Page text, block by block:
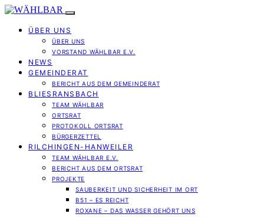
ÜBER UNS
ÜBER UNS
VORSTAND WÄHLBAR E.V.
NEWS
GEMEINDERAT
BERICHT AUS DEM GEMEINDERAT
BLIESRANSBACH
TEAM WÄHLBAR
ORTSRAT
PROTOKOLL ORTSRAT
BÜRGERZETTEL
RILCHINGEN-HANWEILER
TEAM WÄHLBAR E.V.
BERICHT AUS DEM ORTSRAT
PROJEKTE
SAUBERKEIT UND SICHERHEIT IM ORT
B51 – ES REICHT
ROXANE – DAS WASSER GEHÖRT UNS